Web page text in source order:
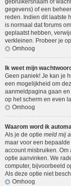
gebruikersnaam of
gegevens) of een
reden. Indien dit laatste
is normaal dat forums
geplaatst hebben,
verkleinen. Probeer je
Omhoog
Ik weet mijn
Geen paniek! Je kan je
een mogelijkheid om
aanmeldpagina gaan
op het scherm en even
Omhoog
Waarom word ik
Als je de optie meld mij
maar voor een
account misbruiken.
optie aanvinken. We
computer, bijvoorbeeld
Als deze optie niet
Omhoog